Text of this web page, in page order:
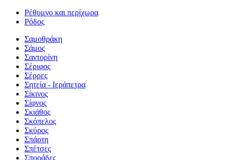
Ρέθυμνο και περίχωρα
Ρόδος
Σαμοθράκη
Σάμος
Σαντορίνη
Σέριφος
Σέρρες
Σητεία - Ιεράπετρα
Σίκινος
Σίφνος
Σκιάθος
Σκόπελος
Σκύρος
Σπάρτη
Σπέτσες
Σποράδες